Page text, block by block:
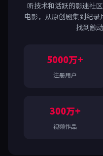
听技术和活跃的影迷社
电影，从原创剧集到纪
找到触
5000万+
注册用户
300万+
视频作品